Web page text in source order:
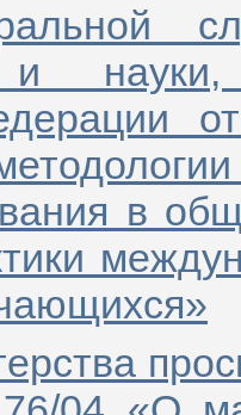
и науки,
в